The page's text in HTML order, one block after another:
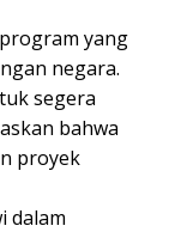
yang
negara.
segera
bahwa
proyek
dalam